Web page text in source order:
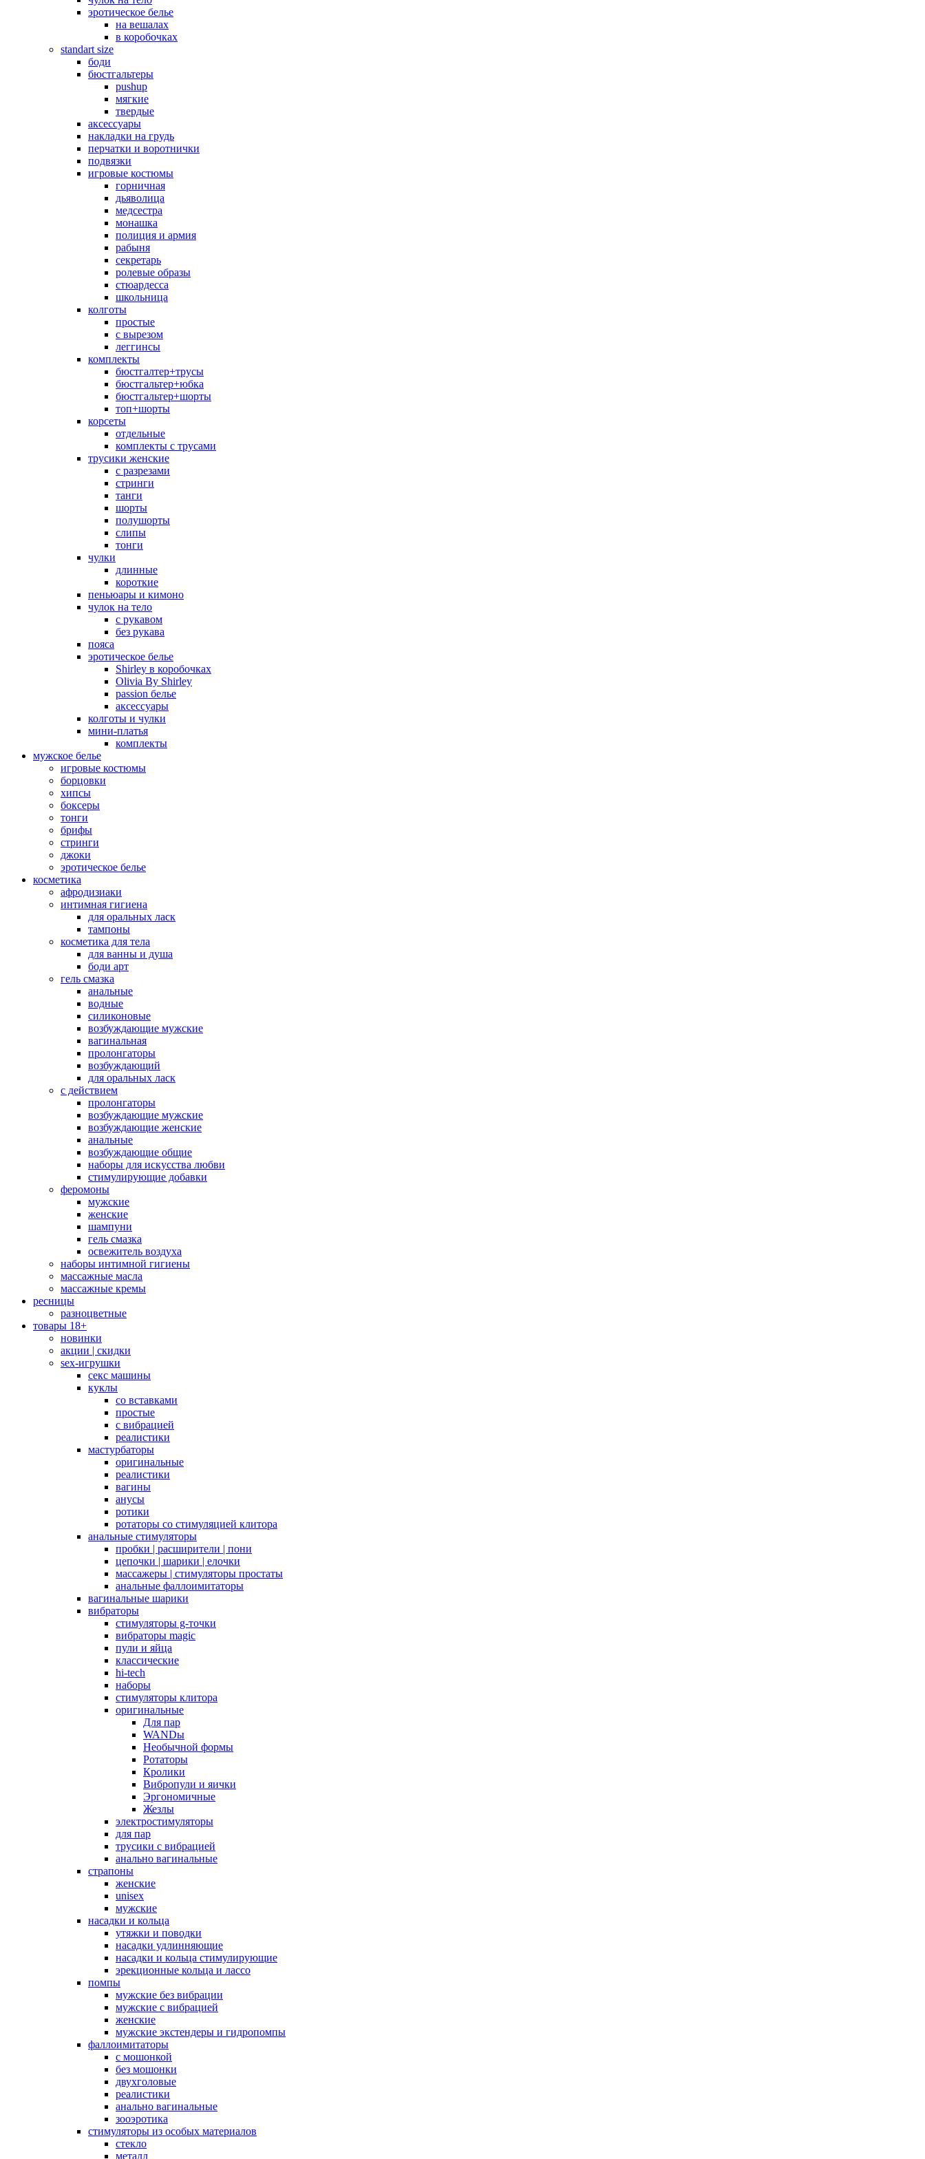
эротическое белье
на вешалах
в коробочках
standart size
боди
бюстгальтеры
pushup
мягкие
твердые
аксессуары
накладки на грудь
перчатки и воротнички
подвязки
игровые костюмы
горничная
дьяволица
медсестра
монашка
полиция и армия
рабыня
секретарь
ролевые образы
стюардесса
школьница
колготы
простые
с вырезом
леггинсы
комплекты
бюстгалтер+трусы
бюстгальтер+юбка
бюстгальтер+шорты
топ+шорты
корсеты
отдельные
комплекты с трусами
трусики женские
с разрезами
стринги
танги
шорты
полушорты
слипы
тонги
чулки
длинные
короткие
пеньюары и кимоно
чулок на тело
с рукавом
без рукава
пояса
эротическое белье
Shirley в коробочках
Olivia By Shirley
passion белье
аксессуары
колготы и чулки
мини-платья
комплекты
мужское белье
игровые костюмы
борцовки
хипсы
боксеры
тонги
брифы
стринги
джоки
эротическое белье
косметика
афродизиаки
интимная гигиена
для оральных ласк
тампоны
косметика для тела
для ванны и душа
боди арт
гель смазка
анальные
водные
силиконовые
возбуждающие мужские
вагинальная
пролонгаторы
возбуждающий
для оральных ласк
с действием
пролонгаторы
возбуждающие мужские
возбуждающие женские
анальные
возбуждающие общие
наборы для искусства любви
стимулирующие добавки
феромоны
мужские
женские
шампуни
гель смазка
освежитель воздуха
наборы интимной гигиены
массажные масла
массажные кремы
ресницы
разноцветные
товары 18+
новинки
акции | скидки
sex-игрушки
секс машины
куклы
со вставками
простые
с вибрацией
реалистики
мастурбаторы
оригинальные
реалистики
вагины
анусы
ротики
ротаторы со стимуляцией клитора
анальные стимуляторы
пробки | расширители | пони
цепочки | шарики | елочки
массажеры | стимуляторы простаты
анальные фаллоимитаторы
вагинальные шарики
вибраторы
стимуляторы g-точки
вибраторы magic
пули и яйца
классические
hi-tech
наборы
стимуляторы клитора
оригинальные
Для пар
WANDы
Необычной формы
Ротаторы
Кролики
Вибропули и яички
Эргономичные
Жезлы
электростимуляторы
для пар
трусики с вибрацией
анально вагинальные
страпоны
женские
unisex
мужские
насадки и кольца
утяжки и поводки
насадки удлинняющие
насадки и кольца стимулирующие
эрекционные кольца и лассо
помпы
мужские без вибрации
мужские с вибрацией
женские
мужские экстендеры и гидропомпы
фаллоимитаторы
с мошонкой
без мошонки
двухголовые
реалистики
анально вагинальные
зооэротика
стимуляторы из особых материалов
стекло
металл